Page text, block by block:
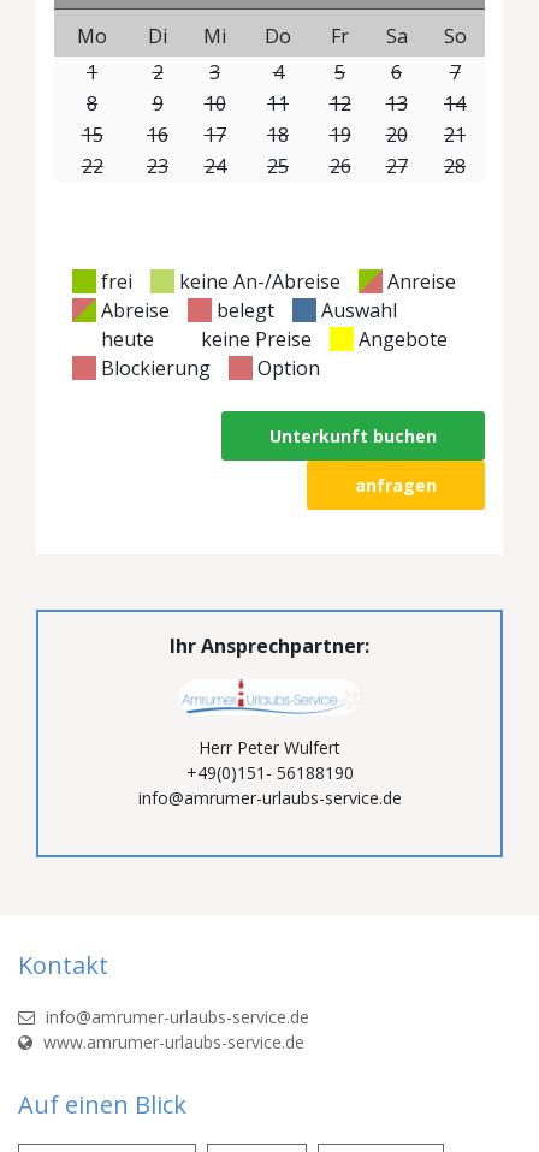
Mo
Di Mi Do Fr Sa
So
1
2 3 4 5 6
7
8
9 10 11 12 13
14
15
16 17 18 19 20
21
22
23 24 25 26 27 28
frei keine An-/Abreise
Anreise
Abreise
belegt
Auswahl
heute
keine Preise
Angebote
Blockierung
Option
Unterkunft buchen
anfragen
Ihr Ansprechpartner:
Herr Peter Wulfert
+49(0)151- 56188190
info@amrumer-urlaubs-service.de
Kontakt
info@amrumer-urlaubs-service.de
www.amrumer-urlaubs-service.de
Auf einen Blick